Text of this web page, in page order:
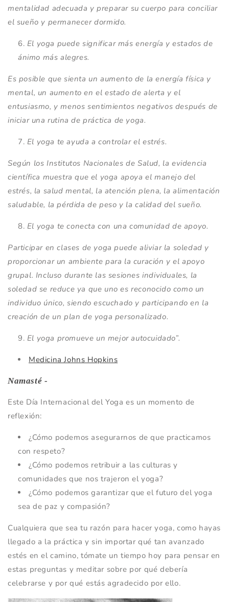
mentalidad adecuada y preparar su cuerpo para conciliar
el sueño y permanecer dormido.
El yoga puede significar más energía y estados de
ánimo más alegres.
Es posible que sienta un aumento de la energía física y
mental, un aumento en el estado de alerta y el
entusiasmo, y menos sentimientos negativos después de
iniciar una rutina de práctica de yoga.
El yoga te ayuda a controlar el estrés.
Según los Institutos Nacionales de Salud, la evidencia
científica muestra que el yoga apoya el manejo del
estrés, la salud mental, la atención plena, la alimentación
saludable, la pérdida de peso y la calidad del sueño.
El yoga te conecta con una comunidad de apoyo.
Participar en clases de yoga puede aliviar la soledad y
proporcionar un ambiente para la curación y el apoyo
grupal. Incluso durante las sesiones individuales, la
soledad se reduce ya que uno es reconocido como un
individuo único, siendo escuchado y participando en la
creación de un plan de yoga personalizado.
El yoga promueve un mejor autocuidado”.
Medicina Johns Hopkins
Namasté -
Este Día Internacional del Yoga es un momento de
reflexión:
¿Cómo podemos asegurarnos de que practicamos
con respeto?
¿Cómo podemos retribuir a las culturas y
comunidades que nos trajeron el yoga?
¿Cómo podemos garantizar que el futuro del yoga
sea de paz y compasión?
Cualquiera que sea tu razón para hacer yoga, como hayas
llegado a la práctica y sin importar qué tan avanzado
estés en el camino, tómate un tiempo hoy para pensar en
estas preguntas y meditar sobre por qué debería
celebrarse y por qué estás agradecido por ello.